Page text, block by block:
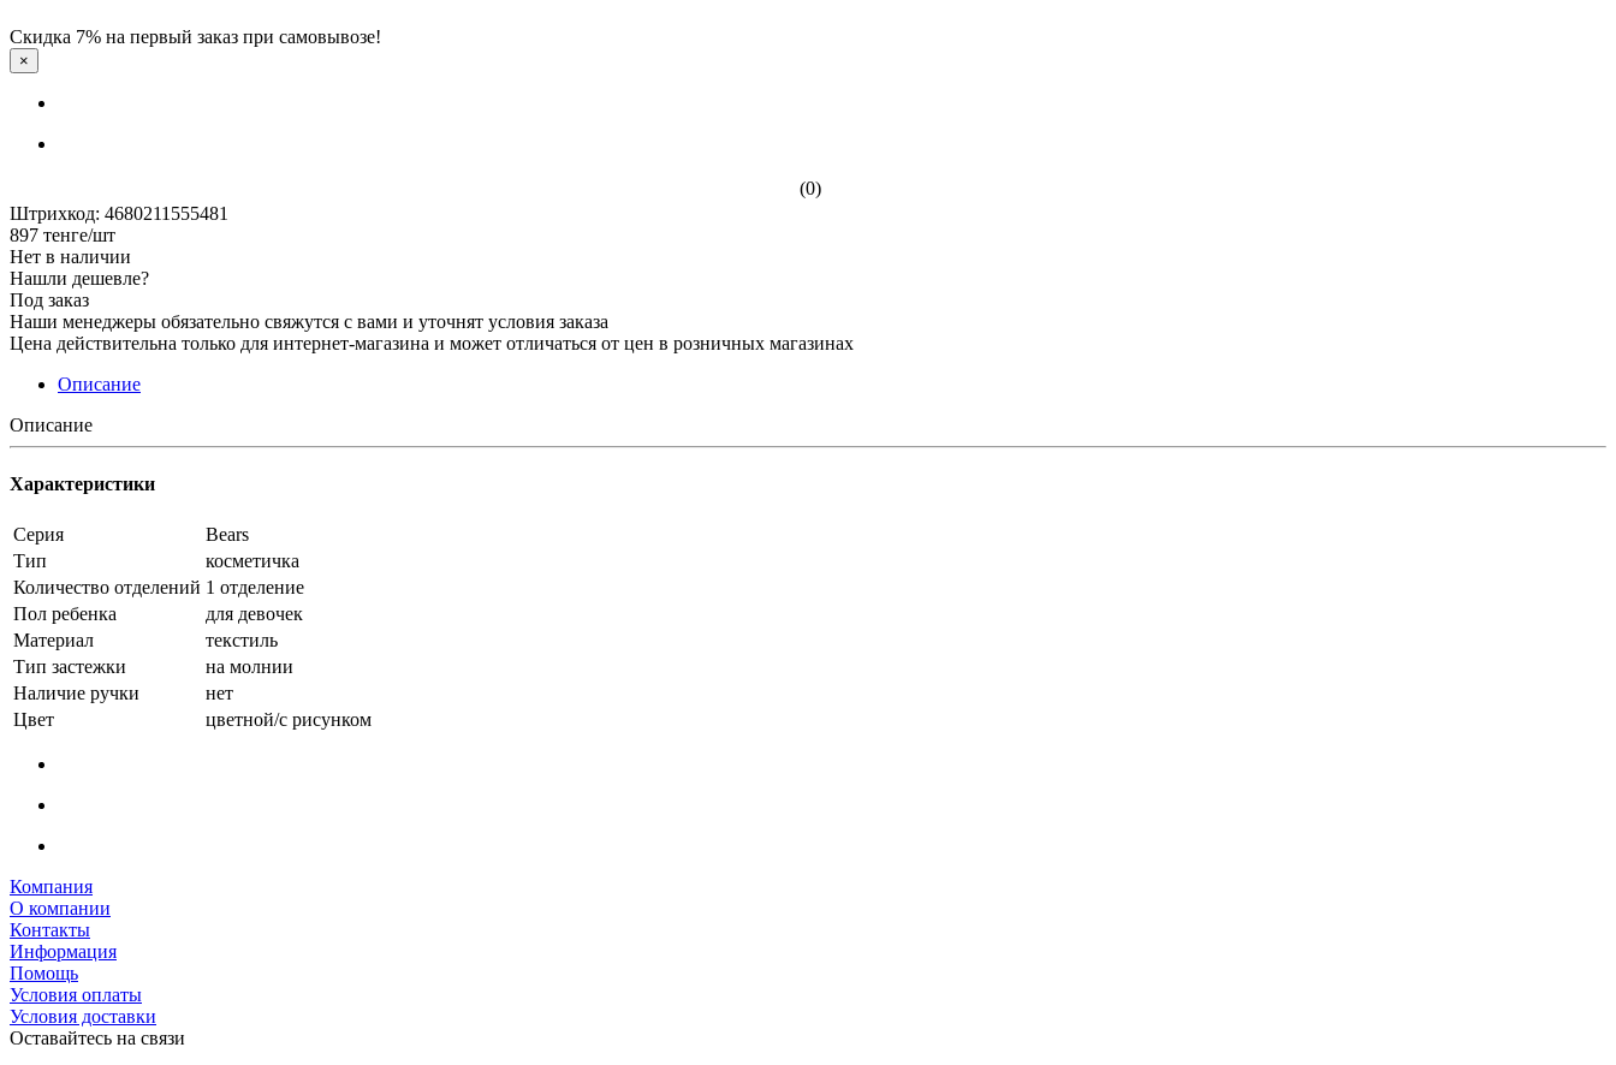
Скидка 7% на первый заказ при самовывозе!
×
(0)
Штрихкод: 4680211555481
897 тенге/шт
Нет в наличии
Нашли дешевле?
Под заказ
Наши менеджеры обязательно свяжутся с вами и уточнят условия заказа
Цена действительна только для интернет-магазина и может отличаться от цен в розничных магазинах
Описание
Описание
Характеристики
Серия
Bears
Тип
косметичка
Количество отделений 1 отделение
Пол ребенка
для девочек
Материал
текстиль
Тип застежки
на молнии
Наличие ручки
нет
Цвет
цветной/с рисунком
Компания
О компании
Контакты
Информация
Помощь
Условия оплаты
Условия доставки
Оставайтесь на связи